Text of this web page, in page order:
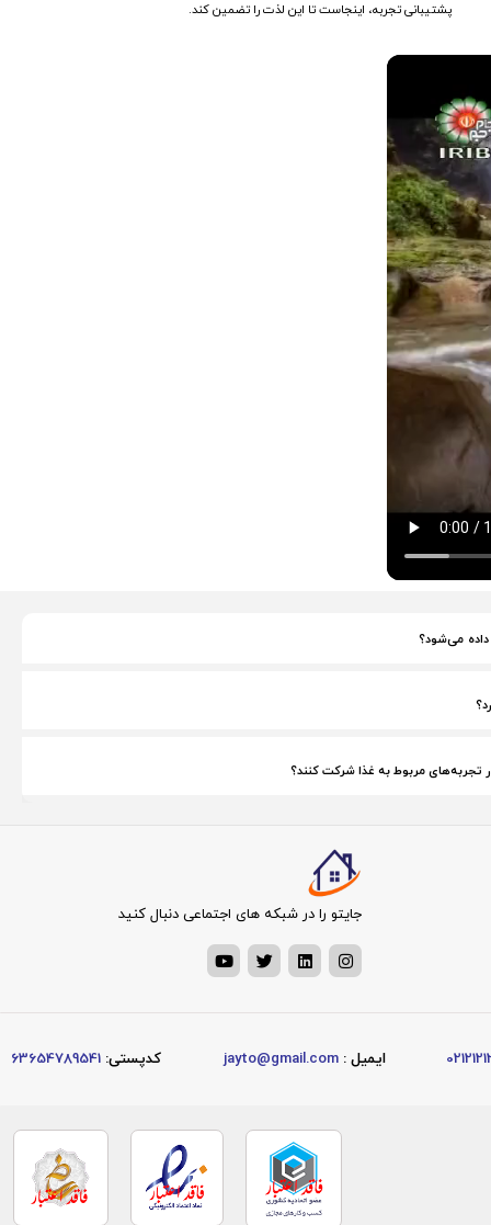
پشتیبانی تجربه، اینجاست تا این لذت را تضمین کند.
داده می‌شود؟
تجربه‌های مربوط به غذا شرکت کنند؟
جایتو را در شبکه های اجتماعی دنبال کنید
ایمیل :jayto@gmail.com کدپستی: 63654789541